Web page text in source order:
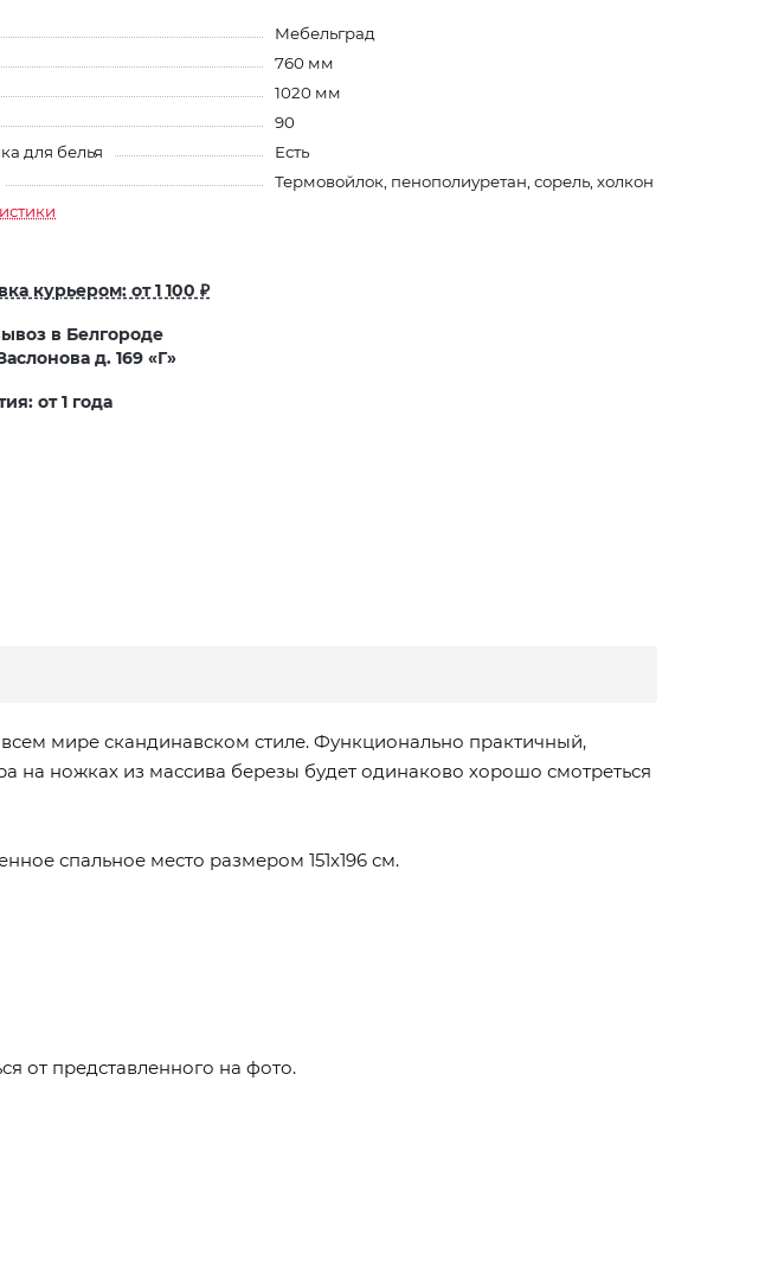
Мебельград
760 мм
1020 мм
90
для белья
Есть
Термовойлок, пенополиуретан, сорель, холкон
курьером: от 1 100 ₽
в Белгороде
д. 169 «Г»
от 1 года
мире скандинавском стиле. Функционально практичный,
на ножках из массива березы будет одинаково хорошо смотреться
спальное место размером 151х196 см.
от представленного на фото.